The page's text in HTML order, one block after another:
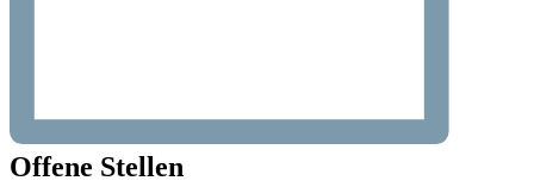
Offene Stellen